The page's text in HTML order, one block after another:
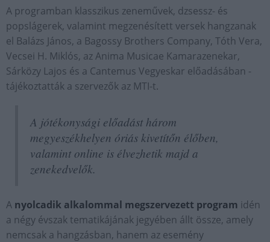
A programban klasszikus zeneművek, dzsessz- és
popslágerek, valamint megzenésített versek hangzanak
el Balázs János, a Bagossy Brothers Company, Tóth Vera,
Vecsei H. Miklós, az Anima Musicae Kamarazenekar,
Sárközy Lajos és a Cantemus Vegyeskar előadásában -
tájékoztatták a szervezők az MTI-t.
A jótékonysági előadást három
megyeszékhelyen óriás kivetítőn élőben,
valamint online is élvezhetik majd a
zenekedvelők.
A nyolcadik alkalommal megszervezett program idén
a négy évszak tematikájának jegyében állt össze, amely
nemcsak a hangzásban, hanem az esemény